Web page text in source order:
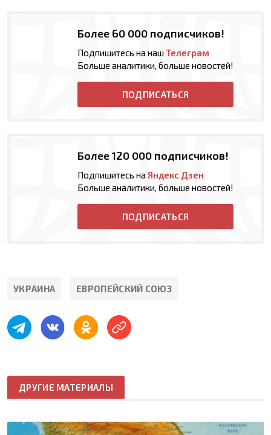
Более 60 000 подписчиков!
Подпишитесь на наш Телеграм
Больше аналитики, больше новостей!
ПОДПИСАТЬСЯ
Более 120 000 подписчиков!
Подпишитесь на Яндекс Дзен
Больше аналитики, больше новостей!
ПОДПИСАТЬСЯ
УКРАИНА ЕВРОПЕЙСКИЙ СОЮЗ
ДРУГИЕ МАТЕРИАЛЫ